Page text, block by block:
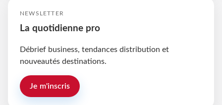
NEWSLETTER
La quotidienne pro
Débrief business, tendances distribution et
nouveautés destinations.
Je m'inscris